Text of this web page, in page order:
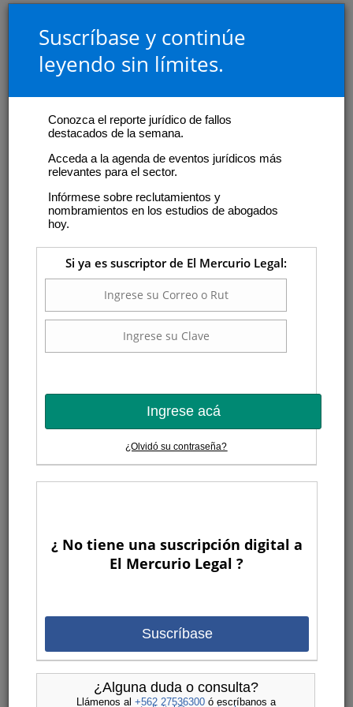
Suscríbase y continúe
leyendo sin límites.
Conozca el reporte jurídico de fallos
destacados de la semana.
Acceda a la agenda de eventos jurídicos más
relevantes para el sector.
Infórmese sobre reclutamientos y
nombramientos en los estudios de abogados
hoy.
Si ya es suscriptor de El Mercurio Legal:
Ingrese acá
¿Olvidó su contraseña?
¿ No tiene una suscripción digital a
El Mercurio Legal ?
Suscríbase
¿Alguna duda o consulta?
Llámenos al +562 27536300ó escríbanos a